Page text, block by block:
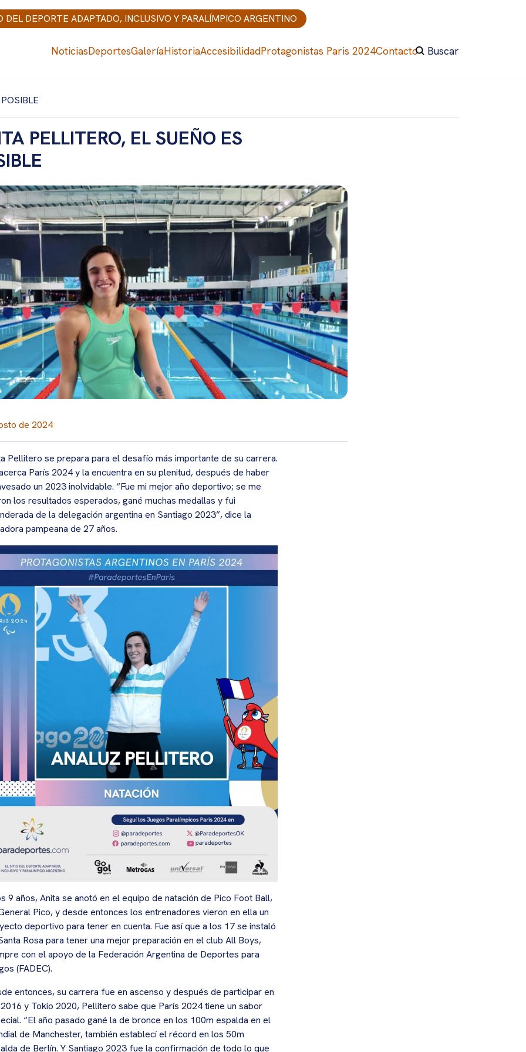
DEL DEPORTE ADAPTADO, INCLUSIVO Y PARALÍMPICO ARGENTINO
NoticiasDeportesGaleríaHistoriaAccesibilidadProtagonistas Paris 2024Contacto Buscar
PELLITERO, EL SUEÑO ES
de 2024
Pellitero se prepara para el desafío más importante de su carrera.
París 2024 y la encuentra en su plenitud, después de haber
un 2023 inolvidable. “Fue mi mejor año deportivo; se me
los resultados esperados, gané muchas medallas y fui
de la delegación argentina en Santiago 2023”, dice la
pampeana de 27 años.
9 años, Anita se anotó en el equipo de natación de Pico Foot Ball,
Pico, y desde entonces los entrenadores vieron en ella un
deportivo para tener en cuenta. Fue así que a los 17 se instaló
Rosa para tener una mejor preparación en el club All Boys,
con el apoyo de la Federación Argentina de Deportes para
(FADEC).
entonces, su carrera fue en ascenso y después de participar en
y Tokio 2020, Pellitero sabe que París 2024 tiene un sabor
“El año pasado gané la de bronce en los 100m espalda en el
de Manchester, también establecí el récord en los 50m
de Berlín. Y Santiago 2023 fue la confirmación de todo lo que